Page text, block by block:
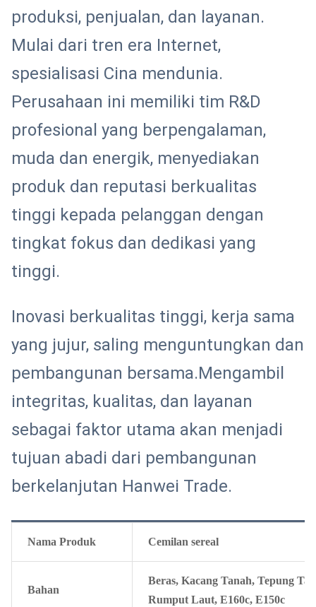
produksi, penjualan, dan layanan.
Mulai dari tren era Internet,
spesialisasi Cina mendunia.
Perusahaan ini memiliki tim R&D
profesional yang berpengalaman,
muda dan energik, menyediakan
produk dan reputasi berkualitas
tinggi kepada pelanggan dengan
tingkat fokus dan dedikasi yang
tinggi.
Inovasi berkualitas tinggi, kerja sama
yang jujur, saling menguntungkan dan
pembangunan bersama.Mengambil
integritas, kualitas, dan layanan
sebagai faktor utama akan menjadi
tujuan abadi dari pembangunan
berkelanjutan Hanwei Trade.
Nama Produk Cemilan sereal
Bahan
Beras, Kacang Tanah, Tepung
Rumput Laut, E160c, E150c